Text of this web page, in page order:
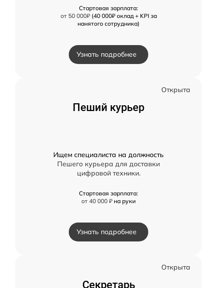
Стартовая зарплата:
от 50 000₽(40 000₽ оклад + KPI за
нанятого сотрудника)
Узнать подробнее
Открыта
Пеший курьер
Ищем специалиста на должность
Пешего курьера для доставки
цифровой техники.
Стартовая зарплата:
от 40 000 ₽ на руки
Узнать подробнее
Открыта
Секретарь